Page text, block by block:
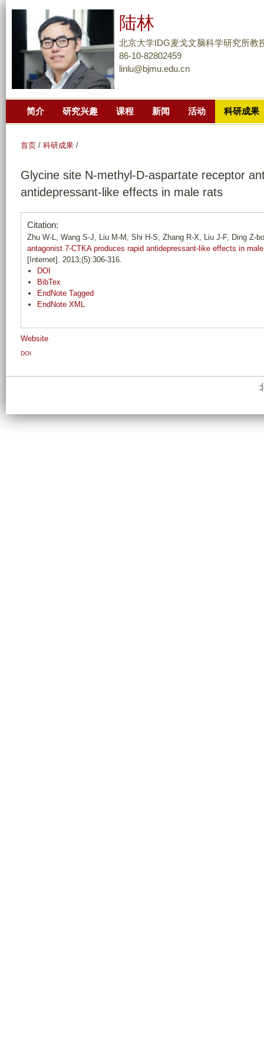
到
主
要
分
陆林
北京大学IDG麦戈文脑科学研究所教
86-10-82802459
linlu@bjmu.edu.cn
简介 研究兴趣 课程 新闻 活动 科研成果
首页 / 科研成果 /
Glycine site N-methyl-D-aspartate receptor
antidepressant-like effects in male rats
Citation:
Zhu W-L, Wang S-J, Liu M-M, Shi H-S, Zhang R-X, Liu J-F, Ding Z-
antagonist 7-CTKA produces rapid antidepressant-like effects in
[Internet]. 2013;(5):306-316.
DOI
BibTex
EndNote Tagged
EndNote XML
Website
DOI